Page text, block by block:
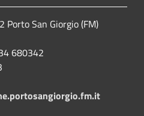
San Giorgio (FM)
680342